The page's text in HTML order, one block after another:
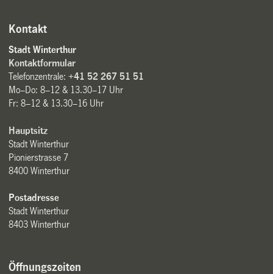
Kontakt
Stadt Winterthur
Kontaktformular
Telefonzentrale:+41 52 267 51 51
Mo–Do: 8–12 & 13.30–17 Uhr
Fr: 8–12 & 13.30–16 Uhr
Hauptsitz
Stadt Winterthur
Pionierstrasse 7
8400 Winterthur
Postadresse
Stadt Winterthur
8403 Winterthur
Öffnungszeiten